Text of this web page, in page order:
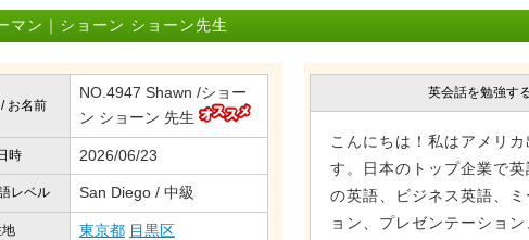
ン｜ショーン ショーン先生
お名前
NO.4947 Shawn /ショー
ン ショーン 先生
時 2026/06/23
レベル San Diego / 中級
地 東京都 目黒区
英会話を勉強す
こんにちは！私はアメリ
す。日本のトップ企業で
の英語、ビジネス英語、
ョン、プレゼンテーショ